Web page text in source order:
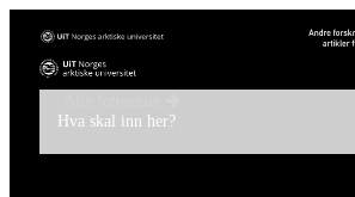
Hva skal inn her?